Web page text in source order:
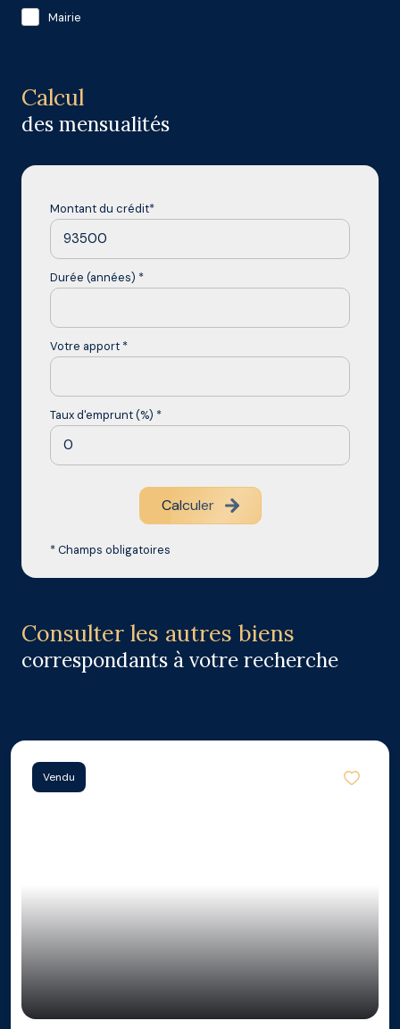
Mairie
Calcul
des mensualités
Montant du crédit*
Durée (années) *
Votre apport *
Taux d'emprunt (%) *
Calculer
* Champs obligatoires
Consulter les autres biens
correspondants à votre recherche
Vendu